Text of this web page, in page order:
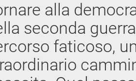
alla
seconda
faticoso,